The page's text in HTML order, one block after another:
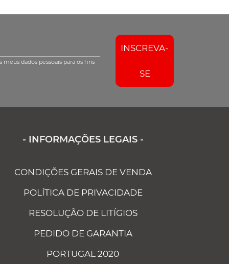
meus dados pessoais para os fins
INSCREVA-
SE
- INFORMAÇÕES LEGAIS -
CONDIÇÕES GERAIS DE VENDA
POLÍTICA DE PRIVACIDADE
RESOLUÇÃO DE LITÍGIOS
PEDIDO DE GARANTIA
PORTUGAL 2020